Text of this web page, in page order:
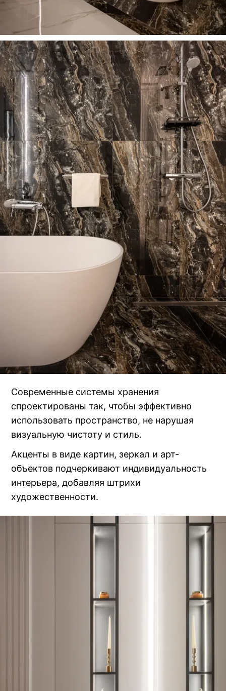
Современные системы хранения
спроектированы так, чтобы эффективно
использовать пространство, не нарушая
визуальную чистоту и стиль.
Акценты в виде картин, зеркал и арт-
объектов подчеркивают индивидуальность
интерьера, добавляя штрихи
художественности.